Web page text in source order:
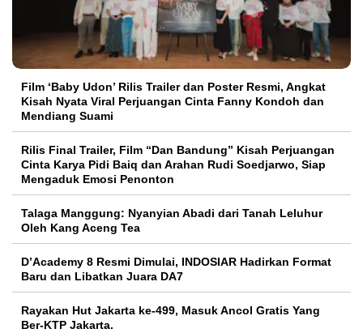
Film ‘Baby Udon’ Rilis Trailer dan Poster Resmi, Angkat
Kisah Nyata Viral Perjuangan Cinta Fanny Kondoh dan
Mendiang Suami
Rilis Final Trailer, Film “Dan Bandung” Kisah Perjuangan
Cinta Karya Pidi Baiq dan Arahan Rudi Soedjarwo, Siap
Mengaduk Emosi Penonton
Talaga Manggung: Nyanyian Abadi dari Tanah Leluhur
Oleh Kang Aceng Tea
D’Academy 8 Resmi Dimulai, INDOSIAR Hadirkan Format
Baru dan Libatkan Juara DA7
Rayakan Hut Jakarta ke-499, Masuk Ancol Gratis Yang
Ber-KTP Jakarta.